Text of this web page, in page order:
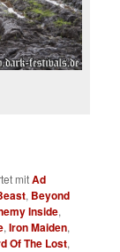
mitAd
, Beyond
Inside,
,Iron Maiden,
Of The Lost,